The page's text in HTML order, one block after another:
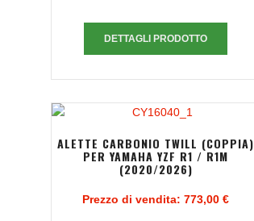
DETTAGLI PRODOTTO
ALETTE CARBONIO TWILL (COPPIA)
PER YAMAHA YZF R1 / R1M
(2020/2026)
Prezzo di vendita:773,00 €